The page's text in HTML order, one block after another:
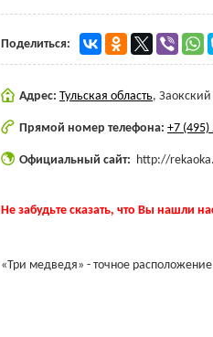
Поделиться:
Адрес: Тульская область,
Прямой номер телефона: +7 (495)
Официальный сайт: http://
Не забудьте сказать, что Вы нашли
«Три медведя» - точное расположение